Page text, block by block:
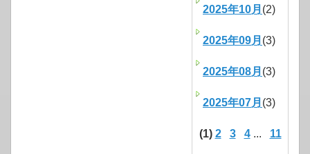
2025年10月 (2)
2025年09月 (3)
2025年08月 (3)
2025年07月 (3)
(1) 2 3 4... 11